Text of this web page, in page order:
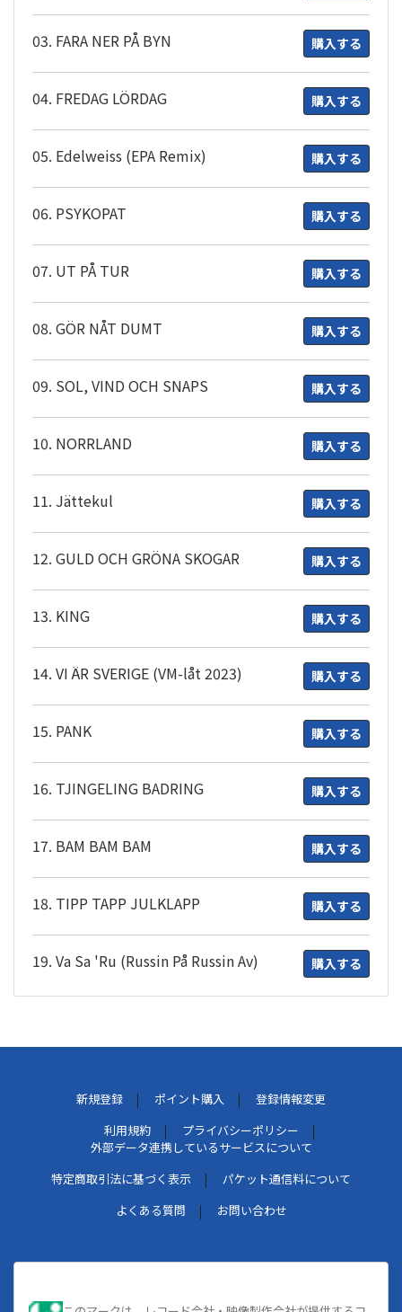
03. FARA NER PÅ BYN 購入する
04. FREDAG LÖRDAG 購入する
05. Edelweiss (EPA Remix) 購入する
06. PSYKOPAT 購入する
07. UT PÅ TUR 購入する
08. GÖR NÅT DUMT 購入する
09. SOL, VIND OCH SNAPS 購入する
10. NORRLAND 購入する
11. Jättekul 購入する
12. GULD OCH GRÖNA SKOGAR 購入する
13. KING 購入する
14. VI ÄR SVERIGE (VM-låt 2023) 購入する
15. PANK 購入する
16. TJINGELING BADRING 購入する
17. BAM BAM BAM 購入する
18. TIPP TAPP JULKLAPP 購入する
19. Va Sa 'Ru (Russin På Russin Av) 購入する
新規登録 ポイント購入
登録情報変更
利用規約
プライバシーポリシー
外部データ連携しているサービスについて
特定商取引法に基づく表示
パケット通信料について
よくある質問
お問い合わせ